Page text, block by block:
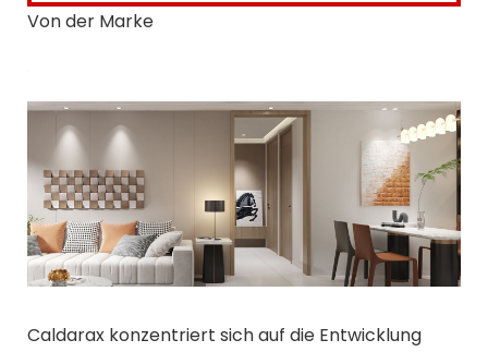
Von der Marke
Caldarax konzentriert sich auf die Entwicklung